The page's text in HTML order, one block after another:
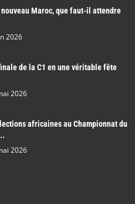
Maroc, que faut-il attendre
2026
de la C1 en une véritable fête
2026
africaines au Championnat du
2026